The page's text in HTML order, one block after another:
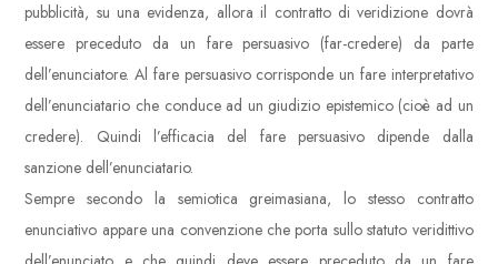
pubblicità, su una evidenza, allora il contratto di veridizione dovrà
essere preceduto da un fare persuasivo (far-credere) da parte
dell’enunciatore. Al fare persuasivo corrisponde un fare interpretativo
dell’enunciatario che conduce ad un giudizio epistemico (cioè ad un
credere). Quindi l’efficacia del fare persuasivo dipende dalla
sanzione dell’enunciatario.
Sempre secondo la semiotica greimasiana, lo stesso contratto
enunciativo appare una convenzione che porta sullo statuto veridittivo